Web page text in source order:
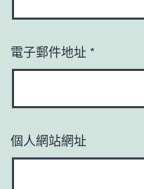
電子郵件地址 *
個人網站網址